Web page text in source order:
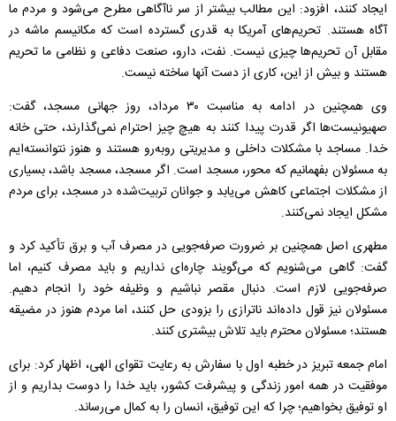
ایجاد کنند، افزود: این مطالب بیشتر از سر ناآگاهی مطرح می‌شود و مردم ما
آگاه هستند. تحریم‌های آمریکا به قدری گسترده است که مکانیسم ماشه در
مقابل آن تحریم‌ها چیزی نیست. نفت، دارو، صنعت دفاعی و نظامی ما تحریم
هستند و بیش از این، کاری از دست آنها ساخته نیست.
وی همچنین در ادامه به مناسبت ۳۰ مرداد، روز جهانی مسجد، گفت:
صهیونیست‌ها اگر قدرت پیدا کنند به هیچ چیز احترام نمی‌گذارند، حتی خانه
خدا. مساجد با مشکلات داخلی و مدیریتی روبه‌رو هستند و هنوز نتوانسته‌ایم
به مسئولان بفهمانیم که محور، مسجد است. اگر مسجد، مسجد باشد، بسیاری
از مشکلات اجتماعی کاهش می‌یابد و جوانان تربیت‌شده در مسجد، برای مردم
مشکل ایجاد نمی‌کنند.
مطهری اصل همچنین بر ضرورت صرفه‌جویی در مصرف آب و برق تأکید کرد و
گفت: گاهی می‌شنویم که می‌گویند چاره‌ای نداریم و باید مصرف کنیم، اما
صرفه‌جویی لازم است. دنبال مقصر نباشیم و وظیفه خود را انجام دهیم.
مسئولان نیز قول داده‌اند ناترازی را بزودی حل کنند، اما مردم هنوز در مضیقه
هستند؛ مسئولان محترم باید تلاش بیشتری کنند.
امام جمعه تبریز در خطبه اول با سفارش به رعایت تقوای الهی، اظهار کرد: برای
موفقیت در همه امور زندگی و پیشرفت کشور، باید خدا را دوست بداریم و از
او توفیق بخواهیم؛ چرا که این توفیق، انسان را به کمال می‌رساند.